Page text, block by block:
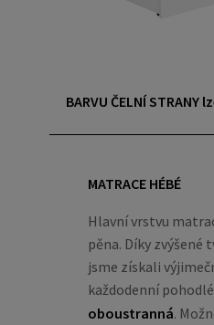
BARVU ČELNÍ STRANY
MATRACE HÉBÉ
Hlavní vrstvu
pěna. Díky zvýšené
jsme získali
každodenní
oboustranná.